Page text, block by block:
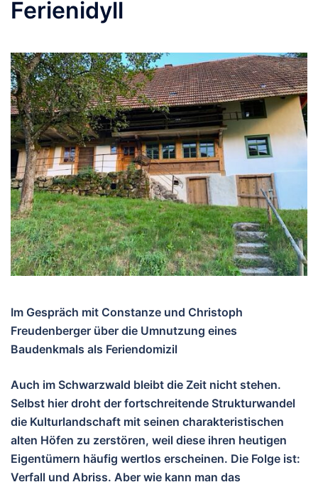
Ferienidyll
Im Gespräch mit Constanze und Christoph
Freudenberger über die Umnutzung eines
Baudenkmals als Feriendomizil
Auch im Schwarzwald bleibt die Zeit nicht stehen.
Selbst hier droht der fortschreitende Strukturwandel
die Kulturlandschaft mit seinen charakteristischen
alten Höfen zu zerstören, weil diese ihren heutigen
Eigentümern häufig wertlos erscheinen. Die Folge ist:
Verfall und Abriss. Aber wie kann man das